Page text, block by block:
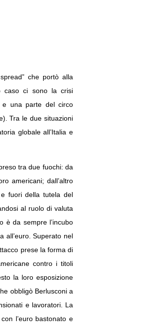
che portò alla
caso ci sono la crisi
e una parte del circo
Tra le due situazioni
globale all’Italia e
tra due fuochi: da
americani; dall’altro
fuori della tutela del
al ruolo di valuta
è da sempre l’incubo
all’euro. Superato nel
prese la forma di
contro i titoli
la loro esposizione
obbligò Berlusconi a
e lavoratori. La
l’euro bastonato e